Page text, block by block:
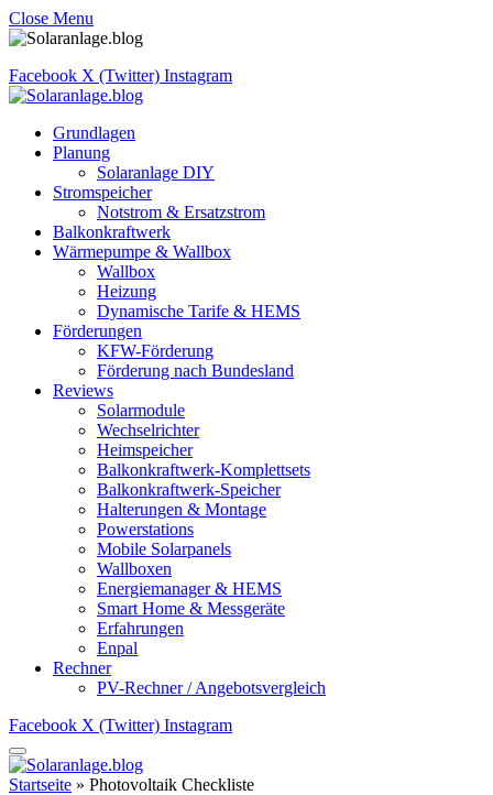
Close Menu
Facebook X (Twitter) Instagram
Grundlagen
Planung
Solaranlage DIY
Stromspeicher
Notstrom & Ersatzstrom
Balkonkraftwerk
Wärmepumpe & Wallbox
Wallbox
Heizung
Dynamische Tarife & HEMS
Förderungen
KFW-Förderung
Förderung nach Bundesland
Reviews
Solarmodule
Wechselrichter
Heimspeicher
Balkonkraftwerk-Komplettsets
Balkonkraftwerk-Speicher
Halterungen & Montage
Powerstations
Mobile Solarpanels
Wallboxen
Energiemanager & HEMS
Smart Home & Messgeräte
Erfahrungen
Enpal
Rechner
PV-Rechner / Angebotsvergleich
Facebook X (Twitter) Instagram
Startseite » Photovoltaik Checkliste